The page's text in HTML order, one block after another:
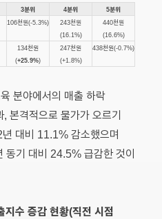
3분위 4분위
5분위
106천원(-5.3%)
243천원
(16.1%)
440천원
(16.6%)
134천원
(+25.9%)
247천원
(+1.8%)
438천원(-0.7%)
분야에서의 매출 하락
본격적으로 물가가 오르기
대비 11.1% 감소했으며
동기 대비 24.5% 급감한 것이
수 증감 현황(직전 시점